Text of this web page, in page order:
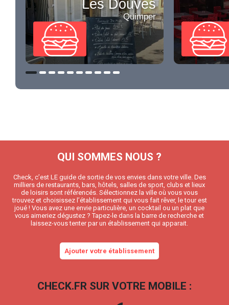
Les Douves
Quimper
QUI SOMMES NOUS ?
Check, c’est LE guide de sortie de vos envies dans votre ville. Des
milliers de restaurants, bars, hôtels, salles de sport, clubs et lieux
de loisirs sont référencés. Sélectionnez la ville où vous vous
trouvez et choisissez l’établissement qui vous fait rêver, le tour est
joué ! Vous avez une envie particulière, un cocktail ou un plat que
vous aimeriez dégustez ? Tapez-le dans la barre de recherche et
laissez-vous tenter par un établissement qui apparait.
Ajouter votre établissement
CHECK.FR SUR VOTRE MOBILE :